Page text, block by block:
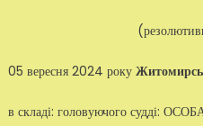
05 вересня 2024 року
в складі: головуючого судді: